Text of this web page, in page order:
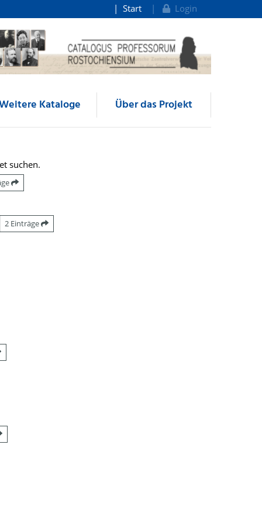
Start Login
Kataloge Über das Projekt
suchen.
2 Einträge